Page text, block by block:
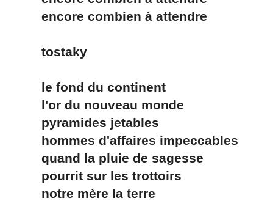
encore combien à attendre
tostaky
le fond du continent
l'or du nouveau monde
pyramides jetables
hommes d'affaires impeccables
quand la pluie de sagesse
pourrit sur les trottoirs
notre mère la terre